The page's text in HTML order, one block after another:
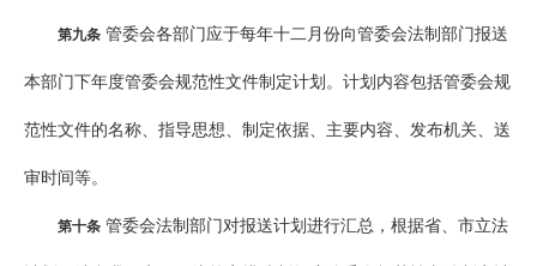
第九条 管委会各部门应于每年十二月份向管委会法制部门报送
本部门下年度管委会规范性文件制定计划。计划内容包括管委会规
范性文件的名称、指导思想、制定依据、主要内容、发布机关、送
审时间等。
第十条 管委会法制部门对报送计划进行汇总，根据省、市立法